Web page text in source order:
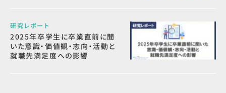
研究レポート
2025年卒学生に卒業直前に聞
いた意識・価値観・志向・活動と
就職先満足度への影響